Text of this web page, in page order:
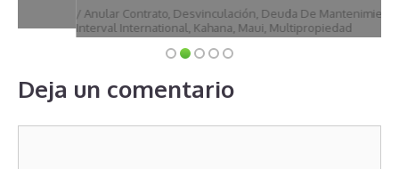
Anular Contrato,Desvinculación,Deuda De Mantenimiento,Hawái,
Interval International,Kahana,Maui,Multipropiedad